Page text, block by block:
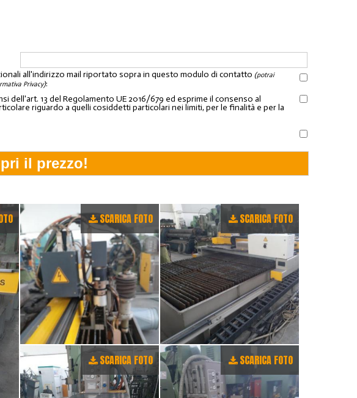
all'indirizzo mail riportato sopra in questo modulo di contatto (potrai
Privacy):
dell'art. 13 del Regolamento UE 2016/679 ed esprime il consenso al
riguardo a quelli cosiddetti particolari nei limiti, per le finalità e per la
SCARICA FOTO SCARICA FOTO
SCARICA FOTO SCARICA FOTO